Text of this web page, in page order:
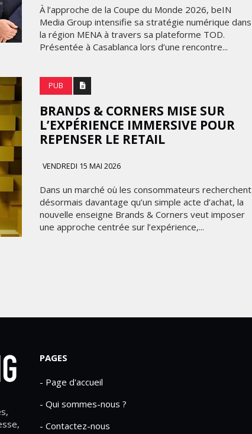
À l’approche de la Coupe du Monde 2026, beIN
Media Group intensifie sa stratégie numérique dans
la région MENA à travers sa plateforme TOD.
Présentée à Casablanca lors d’une rencontre...
PUB
BRANDS & CORNERS MISE SUR
L’EXPÉRIENCE IMMERSIVE POUR
REPENSER LE RETAIL
VENDREDI 15 MAI 2026
Dans un marché où les consommateurs recherchent
désormais davantage qu’un simple acte d’achat, la
nouvelle enseigne Brands & Corners veut imposer
une approche centrée sur l’expérience,...
PAGES
- Page d'accueil
- Qui sommes-nous ?
- Contactez-nous